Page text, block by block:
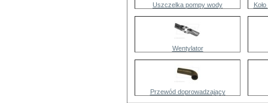
Uszczelka pompy wody
Wentylator
Przewód doprowadzający